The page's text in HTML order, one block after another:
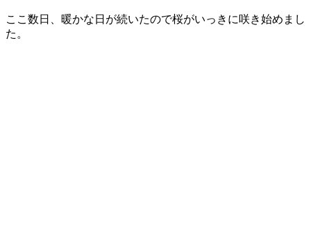
ここ数日、暖かな日が続いたので桜がいっきに咲き始めまし
た。